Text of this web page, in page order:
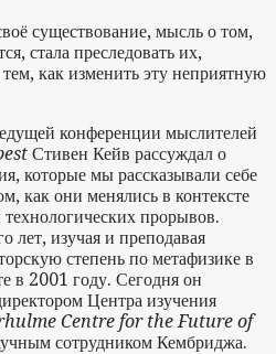
существование, мысль о том,
стала преследовать их,
тем, как изменить эту неприятную
конференции мыслителей
Стивен Кейв рассуждал о
которые мы рассказывали себе
как они менялись в контексте
прорывов.
лет, изучая и преподавая
степень по метафизике в
в 2001 году. Сегодня он
Центра изучения
Centre for the Future of
сотрудником Кембриджа.